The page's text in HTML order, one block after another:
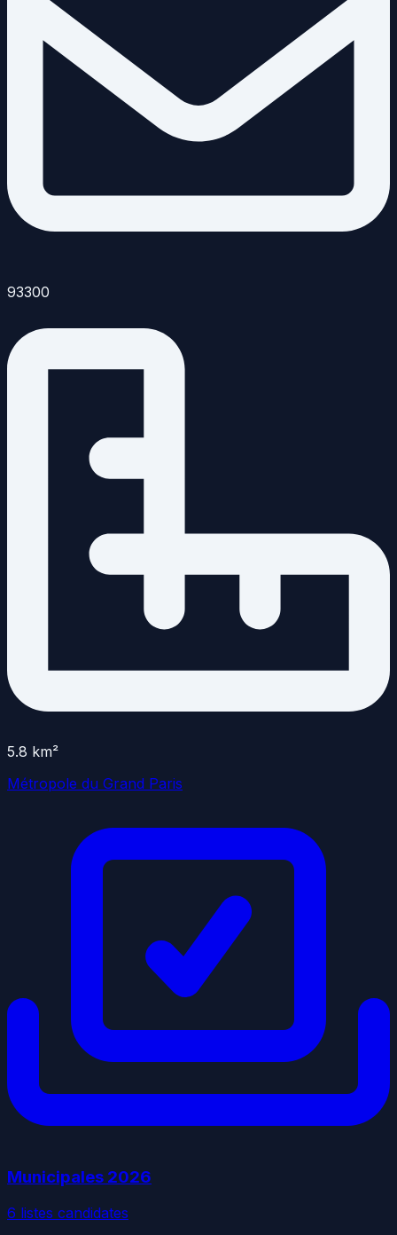
93300
5.8 km²
Métropole du Grand Paris
Municipales 2026
6 listes candidates